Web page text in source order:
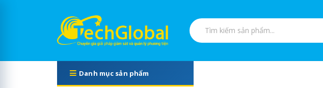
Tìm kiếm sản phẩm
Danh mục sản phẩm